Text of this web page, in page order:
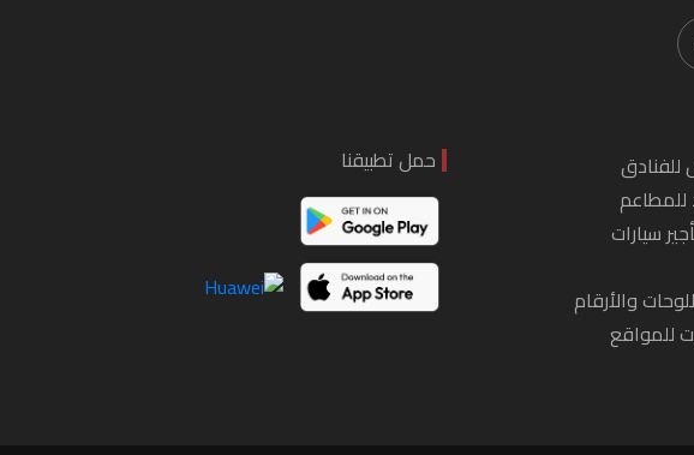
للفنادق
سيارات
والأرقام
للمواقع
حمل تطبيقنا